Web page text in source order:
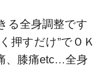
る全身調整です
押すだけ”でＯＫ
、膝痛etc…全身